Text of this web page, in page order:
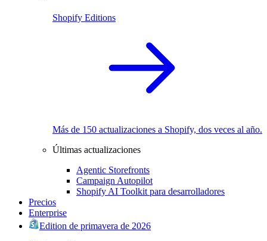
Shopify Editions
Más de 150 actualizaciones a Shopify, dos veces al año.
Últimas actualizaciones
Agentic Storefronts
Campaign Autopilot
Shopify AI Toolkit para desarrolladores
Precios
Enterprise
Edition de primavera de 2026